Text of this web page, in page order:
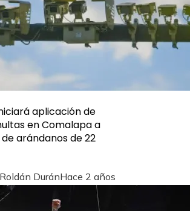
aplicación de
en Comalapa a
arándanos de 22
DuránHace 2 años